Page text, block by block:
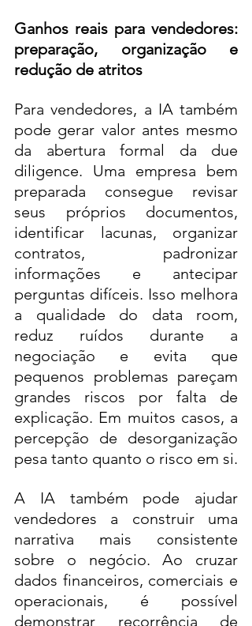
Ganhos reais para vendedores:
preparação, organização e
redução de atritos
Para vendedores, a IA também
pode gerar valor antes mesmo
da abertura formal da due
diligence. Uma empresa bem
preparada consegue revisar
seus próprios documentos,
identificar lacunas, organizar
contratos, padronizar
informações e antecipar
perguntas difíceis. Isso melhora
a qualidade do data room,
reduz ruídos durante a
negociação e evita que
pequenos problemas pareçam
grandes riscos por falta de
explicação. Em muitos casos, a
percepção de desorganização
pesa tanto quanto o risco em si.
A IA também pode ajudar
vendedores a construir uma
narrativa mais consistente
sobre o negócio. Ao cruzar
dados financeiros, comerciais e
operacionais, é possível
demonstrar recorrência de